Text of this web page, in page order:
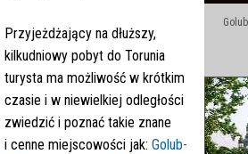
Przyjeżdżający na dłuższy,
kilkudniowy pobyt do Torunia
turysta ma możliwość w krótkim
czasie i w niewielkiej odległości
zwiedzić i poznać takie znane
i cenne miejscowości jak: Golub-